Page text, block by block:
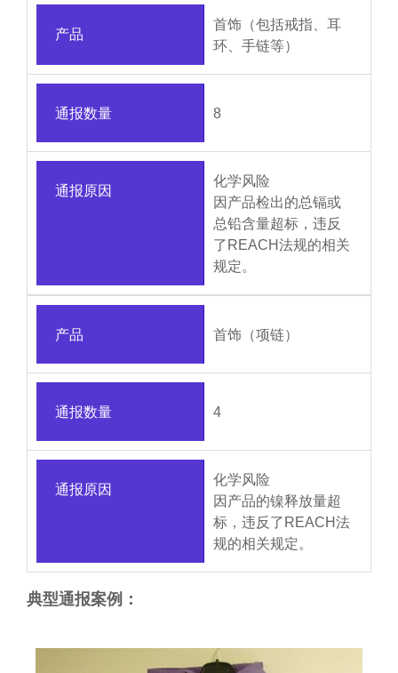
产品
首饰（包括戒指、耳
环、手链等）
通报数量 8
通报原因
化学风险
因产品检出的总镉或
总铅含量超标，违反
了REACH法规的相关
规定。
产品 首饰（项链）
通报数量 4
通报原因
化学风险
因产品的镍释放量超
标，违反了REACH法
规的相关规定。
典型通报案例：